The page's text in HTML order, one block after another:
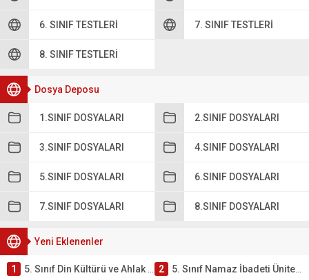
6. SINIF TESTLERI 7. SINIF TESTLERI
8. SINIF TESTLERI
Dosya Deposu
1.SINIF DOSYALARI 2.SINIF DOSYALARI
3.SINIF DOSYALARI 4.SINIF DOSYALARI
5.SINIF DOSYALARI 6.SINIF DOSYALARI
7.SINIF DOSYALARI 8.SINIF DOSYALARI
Yeni Eklenenler
1 5. Sınıf Din Kültürü ve Ahlak Bilgisi 2. Ünite: Namaz İbadeti Çalışmaları 2 5. Sınıf Namaz İbadeti Ünite Testi – Online Çöz